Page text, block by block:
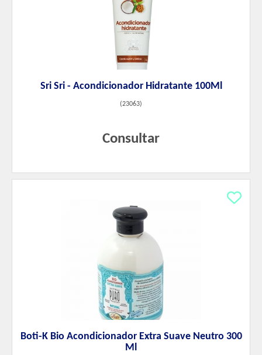
Sri Sri - Acondicionador Hidratante 100Ml
(23063)
Consultar
Boti-K Bio Acondicionador Extra Suave Neutro 300
Ml